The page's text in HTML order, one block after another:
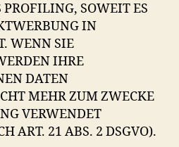
SOWEIT ES
IN
WENN SIE
IHRE
DATEN
MEHR ZUM ZWECKE
VERWENDET
ART. 21 ABS. 2 DSGVO).